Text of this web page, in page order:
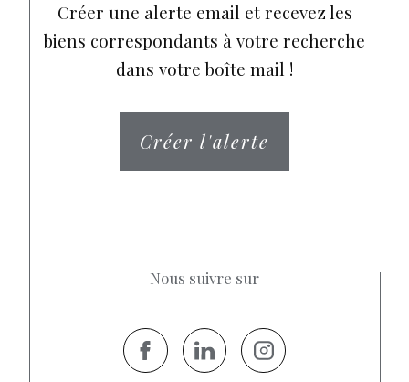
Créer une alerte email et recevez les
biens correspondants à votre recherche
dans votre boîte mail !
Créer l'alerte
Nous suivre sur